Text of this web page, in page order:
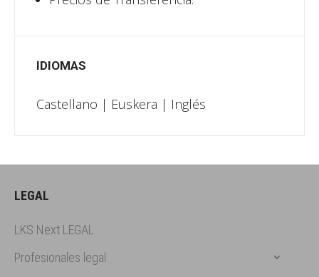
LEGAL
LKS Next LEGAL
Profesionales legal
IDIOMAS
Castellano | Euskera | Inglés